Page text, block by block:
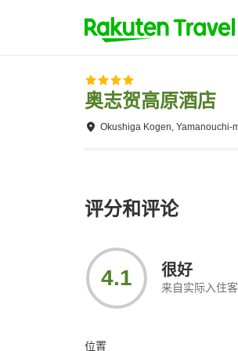
奥志贺高原酒店
Okushiga Kogen, Yamanouchi-
评分和评论
4.1 很好
来自实际入住
位置